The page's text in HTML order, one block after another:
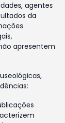
agentes
da
apresentem